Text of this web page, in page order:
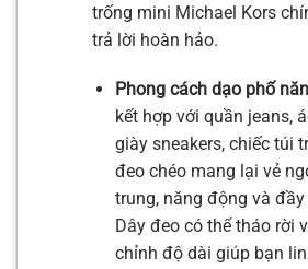
trống mini Michael Kors
trả lời hoàn hảo.
Phong cách dạo phố
kết hợp với quần jeans,
giày sneakers, chiếc túi
đeo chéo mang lại vẻ
trung, năng động và
Dây đeo có thể tháo rời
chỉnh độ dài giúp bạn